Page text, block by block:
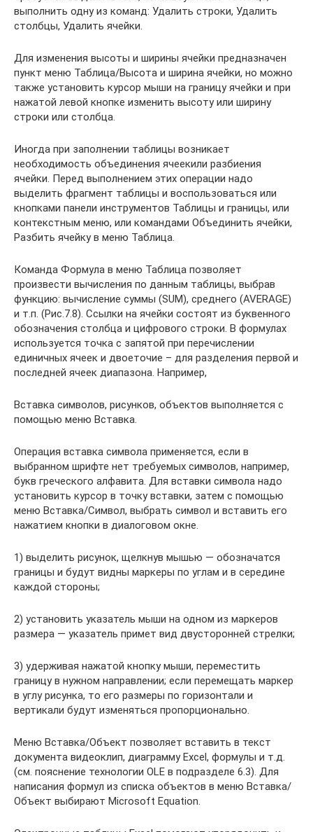
выполнить одну из команд: Удалить строки, Удалить
столбцы, Удалить ячейки.
Для изменения высоты и ширины ячейки предназначен
пункт меню Таблица/Высота и ширина ячейки, но можно
также установить курсор мыши на границу ячейки и при
нажатой левой кнопке изменить высоту или ширину
строки или столбца.
Иногда при заполнении таблицы возникает
необходимость объединения ячеекили разбиения
ячейки. Перед выполнением этих операции надо
выделить фрагмент таблицы и воспользоваться или
кнопками панели инструментов Таблицы и границы, или
контекстным меню, или командами Объединить ячейки,
Разбить ячейку в меню Таблица.
Команда Формула в меню Таблица позволяет
произвести вычисления по данным таблицы, выбрав
функцию: вычисление суммы (SUM), среднего (AVERAGE)
и т.п. (Рис.7.8). Ссылки на ячейки состоят из буквенного
обозначения столбца и цифрового строки. В формулах
используется точка с запятой при перечислении
единичных ячеек и двоеточие – для разделения первой и
последней ячеек диапазона. Например,
Вставка символов, рисунков, объектов выполняется с
помощью меню Вставка.
Операция вставка символа применяется, если в
выбранном шрифте нет требуемых символов, например,
букв греческого алфавита. Для вставки символа надо
установить курсор в точку вставки, затем с помощью
меню Вставка/Символ, выбрать символ и вставить его
нажатием кнопки в диалоговом окне.
1) выделить рисунок, щелкнув мышью — обозначатся
границы и будут видны маркеры по углам и в середине
каждой стороны;
2) установить указатель мыши на одном из маркеров
размера — указатель примет вид двусторонней стрелки;
3) удерживая нажатой кнопку мыши, переместить
границу в нужном направлении; если перемещать маркер
в углу рисунка, то его размеры по горизонтали и
вертикали будут изменяться пропорционально.
Меню Вставка/Объект позволяет вставить в текст
документа видеоклип, диаграмму Excel, формулы и т.д.
(см. пояснение технологии OLE в подразделе 6.3). Для
написания формул из списка объектов в меню Вставка/
Объект выбирают Microsoft Equation.